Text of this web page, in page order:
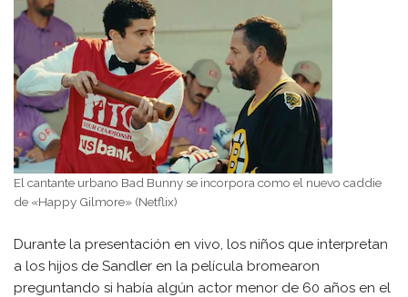
El cantante urbano Bad Bunny se incorpora como el nuevo caddie
de «Happy Gilmore» (Netflix)
Durante la presentación en vivo, los niños que interpretan
a los hijos de Sandler en la película bromearon
preguntando si había algún actor menor de 60 años en el